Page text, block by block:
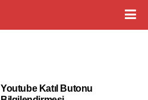
Youtube Katıl Butonu